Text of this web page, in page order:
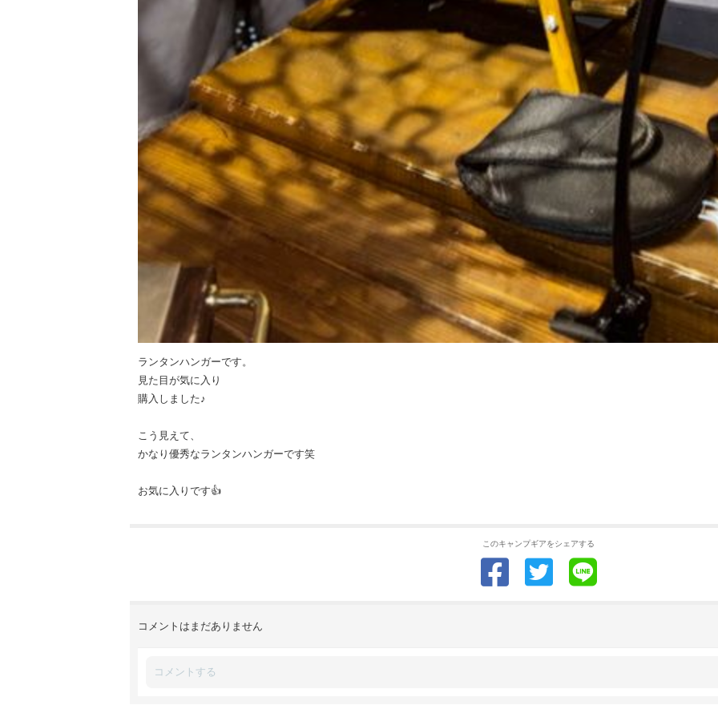
ランタンハンガーです。
見た目が気に入り
購入しました♪
こう見えて、
かなり優秀なランタンハンガーです笑
お気に入りです👍
このキャンプギアをシェアする
コメントはまだありません